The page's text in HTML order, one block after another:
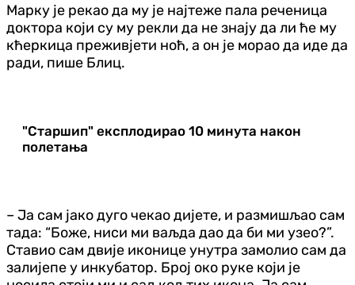
Марку је рекао да му је најтеже пала реченица
доктора који су му рекли да не знају да ли ће му
кћеркица преживјети ноћ, а он је морао да иде да
ради, пише Блиц.
"Старшип" експлодирао 10 минута након
полетања
– Ја сам јако дуго чекао дијете, и размишљао сам
тада: “Боже, ниси ми ваљда дао да би ми узео?”.
Ставио сам двије иконице унутра замолио сам да
залијепе у инкубатор. Број око руке који је